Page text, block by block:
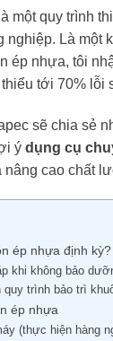
là một quy trình
nghiệp. Là
ép nhựa, tôi
tới 70% lỗi
sẽ chia sẻ
ý dụng cụ
cao chất
ép nhựa định kỳ?
khi không bảo
trình bảo trì
ép nhựa
(thực hiện hàng